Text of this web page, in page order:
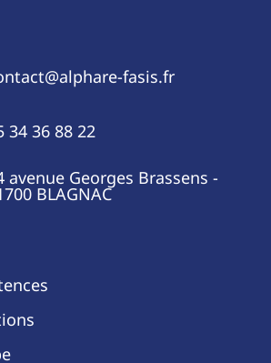
fasis.fr
34 36 88 22
avenue Georges Brassens -
BLAGNAC